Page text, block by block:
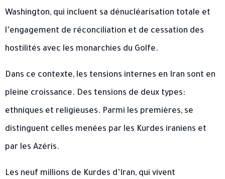
Washington, qui incluent sa dénucléarisation totale et
l’engagement de réconciliation et de cessation des
hostilités avec les monarchies du Golfe.
Dans ce contexte, les tensions internes en Iran sont en
pleine croissance. Des tensions de deux types:
ethniques et religieuses. Parmi les premières, se
distinguent celles menées par les Kurdes iraniens et
par les Azéris.
Les neuf millions de Kurdes d’Iran, qui vivent